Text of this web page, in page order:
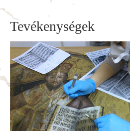
Tevékenységek